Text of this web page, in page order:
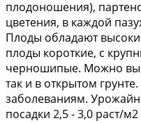
плодоношения),
цветения, в каждой
Плоды обладают
плоды короткие, с
черношипые. Можно
так и в открытом
заболеваниям.
посадки 2,5 - 3,0 раст/м2